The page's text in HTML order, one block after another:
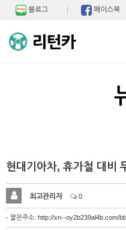
블로그 페이스북
현대기아차, 휴가철 대비
최고관리자 0
- 짧은주소: http://xn--oy2b239al4b.com/